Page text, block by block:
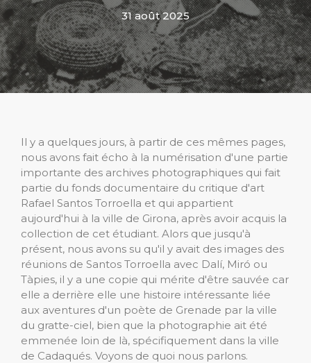
31 août 2025
Il y a quelques jours, à partir de ces mêmes pages,
nous avons fait écho à la numérisation d'une partie
importante des archives photographiques qui fait
partie du fonds documentaire du critique d'art
Rafael Santos Torroella et qui appartient
aujourd'hui à la ville de Girona, après avoir acquis la
collection de cet étudiant. Alors que jusqu'à
présent, nous avons su qu'il y avait des images des
réunions de Santos Torroella avec Dalí, Miró ou
Tàpies, il y a une copie qui mérite d'être sauvée car
elle a derrière elle une histoire intéressante liée
aux aventures d'un poète de Grenade par la ville
du gratte-ciel, bien que la photographie ait été
emmenée loin de là, spécifiquement dans la ville
de Cadaqués. Voyons de quoi nous parlons.